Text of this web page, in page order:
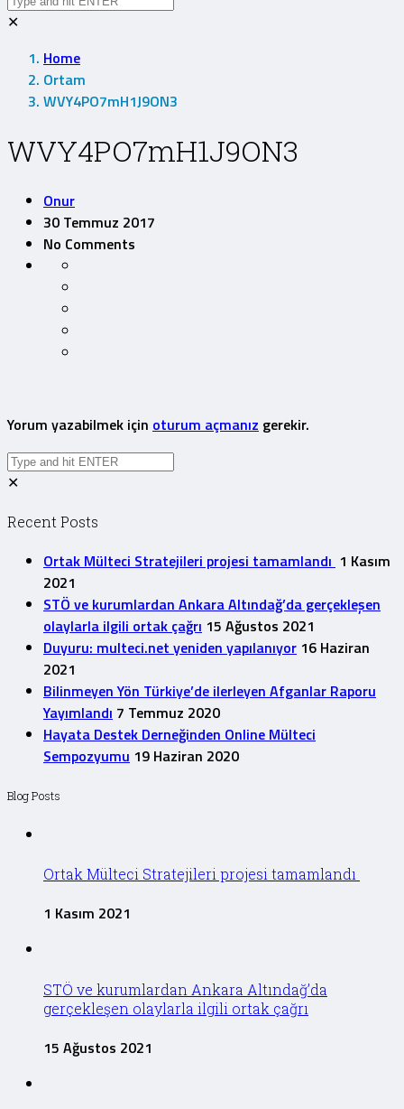
✕
Home
Ortam
WVY4PO7mH1J9ON3
WVY4PO7mH1J9ON3
Onur
30 Temmuz 2017
No Comments
Yorum yazabilmek için oturum açmanız gerekir.
✕
Recent Posts
Ortak Mülteci Stratejileri projesi tamamlandı 1 Kasım
2021
STÖ ve kurumlardan Ankara Altındağ’da gerçekleşen
olaylarla ilgili ortak çağrı 15 Ağustos 2021
Duyuru: multeci.net yeniden yapılanıyor 16 Haziran
2021
Bilinmeyen Yön Türkiye’de ilerleyen Afganlar Raporu
Yayımlandı 7 Temmuz 2020
Hayata Destek Derneğinden Online Mülteci
Sempozyumu 19 Haziran 2020
Blog Posts
Ortak Mülteci Stratejileri projesi tamamlandı
1 Kasım 2021
STÖ ve kurumlardan Ankara Altındağ’da
gerçekleşen olaylarla ilgili ortak çağrı
15 Ağustos 2021